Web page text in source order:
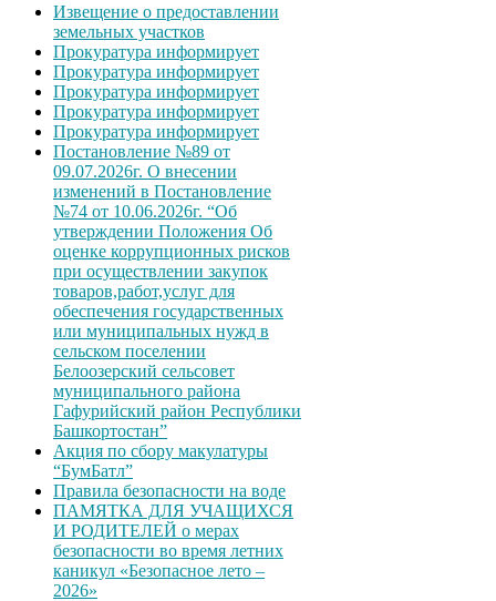
Извещение о предоставлении
земельных участков
Прокуратура информирует
Прокуратура информирует
Прокуратура информирует
Прокуратура информирует
Прокуратура информирует
Постановление №89 от
09.07.2026г. О внесении
изменений в Постановление
№74 от 10.06.2026г. “Об
утверждении Положения Об
оценке коррупционных рисков
при осуществлении закупок
товаров,работ,услуг для
обеспечения государственных
или муниципальных нужд в
сельском поселении
Белоозерский сельсовет
муниципального района
Гафурийский район Республики
Башкортостан”
Акция по сбору макулатуры
“БумБатл”
Правила безопасности на воде
ПАМЯТКА ДЛЯ УЧАЩИХСЯ
И РОДИТЕЛЕЙ о мерах
безопасности во время летних
каникул «Безопасное лето –
2026»